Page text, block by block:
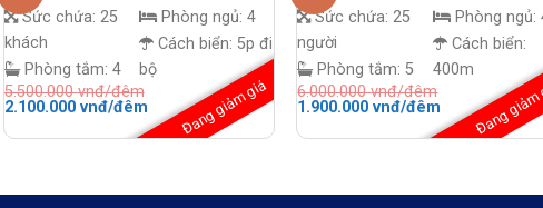
Sức chứa: 25
khách
Phòng tắm: 4
Phòng ngủ: 4
Cách biển: 5p đi
bộ
Đang giảm giá
5.500.000vnđ/đêm
Giá
là:
2.100.000 vnđ/đêmGiá
hiện
tại
Sức chứa:25
người
Phòng tắm:5
Phòng ngủ:
Cách biển:
400m
Đang
6.000.000vnđ/đêm
Giá
là:
1.900.000vnđ/đêm
hiện
tại